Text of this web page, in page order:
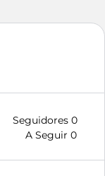
Seguidores 0
A Seguir 0